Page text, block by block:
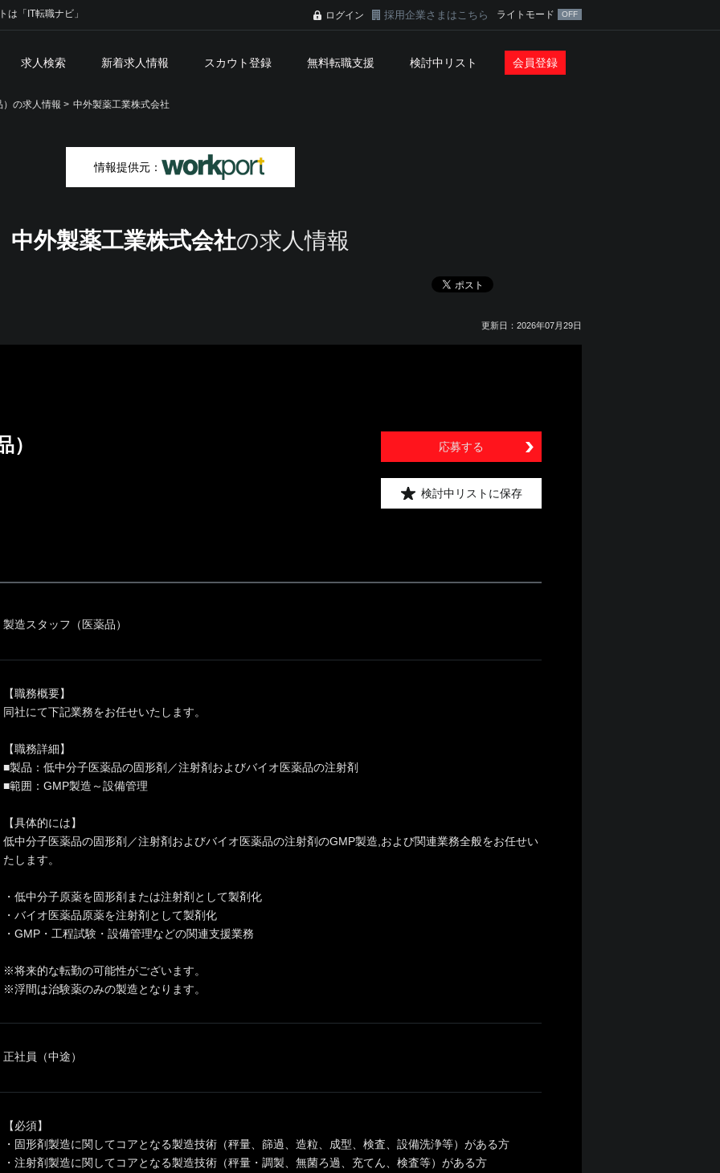
は「IT転職ナビ」 ログイン 採用企業さまはこちら ライトモード
求人検索 新着求人情報 スカウト登録 無料転職支援 検討中リスト 会員登録
の求人情報 > 中外製薬工業株式会社
情報提供元：
中外製薬工業株式会社の求人情報
更新日：2026年07月29日
） 応募する
検討中リストに保存
製造スタッフ（医薬品）
【職務概要】
同社にて下記業務をお任せいたします。
【職務詳細】
■製品：低中分子医薬品の固形剤／注射剤およびバイオ医薬品の注射剤
■範囲：GMP製造～設備管理
【具体的には】
低中分子医薬品の固形剤／注射剤およびバイオ医薬品の注射剤のGMP製造,および関連業務全般をお任せい
たします。
・低中分子原薬を固形剤または注射剤として製剤化
・バイオ医薬品原薬を注射剤として製剤化
・GMP・工程試験・設備管理などの関連支援業務
※将来的な転勤の可能性がございます。
※浮間は治験薬のみの製造となります。
正社員（中途）
【必須】
・固形剤製造に関してコアとなる製造技術（秤量、篩過、造粒、成型、検査、設備洗浄等）がある方
・注射剤製造に関してコアとなる製造技術（秤量・調製、無菌ろ過、充てん、検査等）がある方